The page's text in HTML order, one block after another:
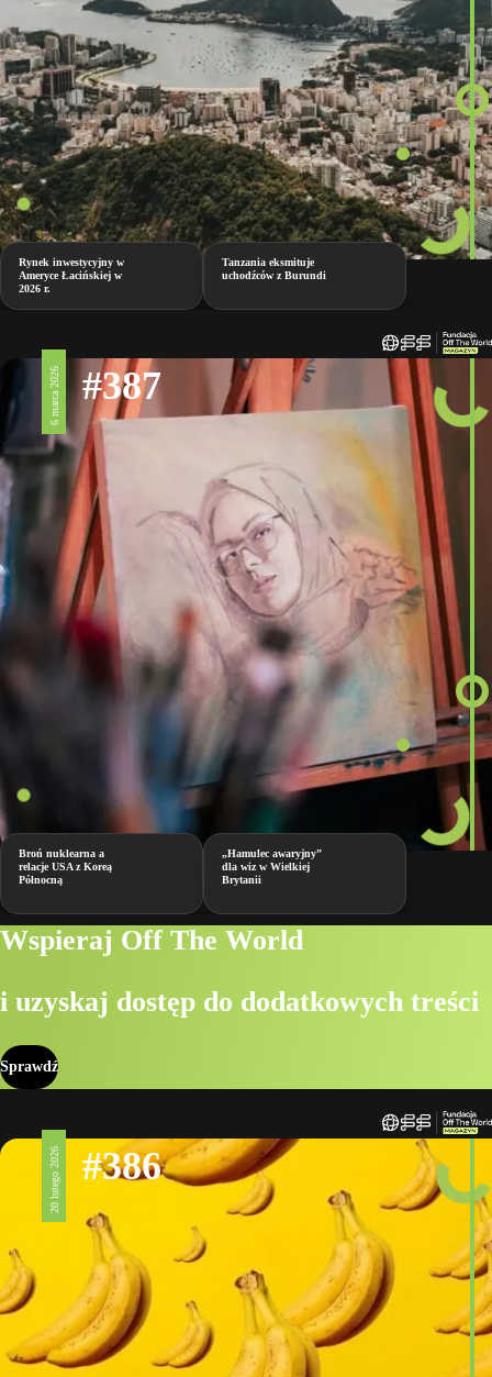
Rynek inwestycyjny w
Ameryce Łacińskiej w
2026 r.
Tanzania eksmituje
uchodźców z Burundi
6 marca 2026 #387
Broń nuklearna a
relacje USA z Koreą
Północną
„Hamulec awaryjny”
dla wiz w Wielkiej
Brytanii
Wspieraj Off The World
i uzyskaj dostęp do dodatkowych treści
Sprawdź
20 lutego 2026 #386